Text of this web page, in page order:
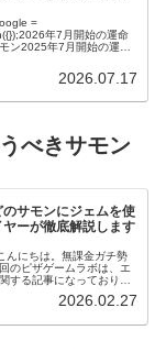
=
年7月開始の運命
ン2025年7月開始の運命
2026.07.17
べきサモン
のサモンにジェムを使
ーが徹底解説します
んにちは。無課金ガチ勢
のピザゲームラボは、エ
する記事になっておりま
迷...
2026.02.27